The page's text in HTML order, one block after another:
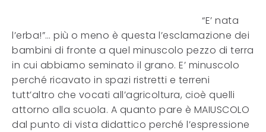
“E’ nata
l’erba!”… più o meno è questa l’esclamazione dei
bambini di fronte a quel minuscolo pezzo di terra
in cui abbiamo seminato il grano. E’ minuscolo
perché ricavato in spazi ristretti e terreni
tutt’altro che vocati all’agricoltura, cioè quelli
attorno alla scuola. A quanto pare è MAIUSCOLO
dal punto di vista didattico perché l’espressione